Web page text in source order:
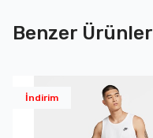
Benzer Ürünler
İndirim